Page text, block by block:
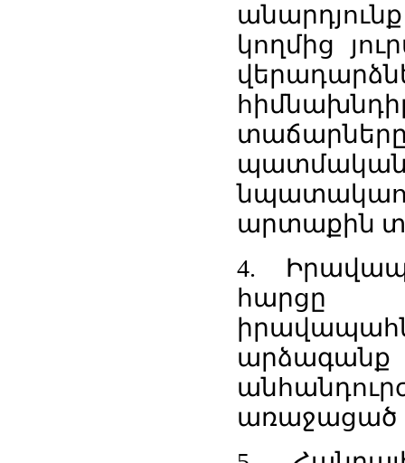
կողմից
պատմական
արտաքին
4.
հարցը
առաջացած